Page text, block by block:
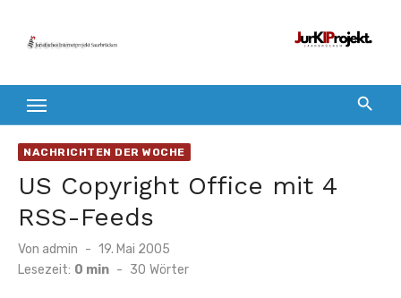
Inhalt
NACHRICHTEN DER WOCHE
US Copyright Office mit 4
RSS-Feeds
Von admin
Veröffentlicht
am
19. Mai 2005
Lesezeit: 0 min - 30 Wörter